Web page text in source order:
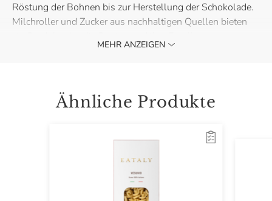
Röstung der Bohnen bis zur Herstellung der Schokolade.
Milchroller und Zucker aus nachhaltigen Quellen bieten
respektiert. Keine Konservierungsstoffe, nur ausgewählte
Perfekt zum Verschenken oder um sich einen Moment
purer Süßigkeit zu gönnen, ist das Eataly-Häschen die
MEHR ANZEIGEN
Ähnliche Produkte